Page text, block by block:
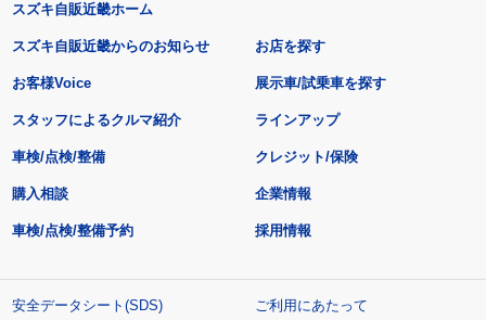
スズキ自販近畿ホーム
スズキ自販近畿からのお知らせ
お客様Voice
スタッフによるクルマ紹介
お店を探す
展示車/試乗車を探す
ラインアップ
車検/点検/整備 クレジット/保険
購入相談
車検/点検/整備予約
企業情報
採用情報
安全データシート(SDS)
ご利用にあたって